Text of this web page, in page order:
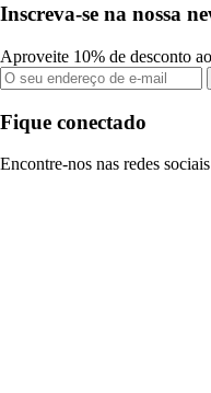
Inscreva-se na nossa
Aproveite 10% de desconto
Fique conectado
Encontre-nos nas redes sociais